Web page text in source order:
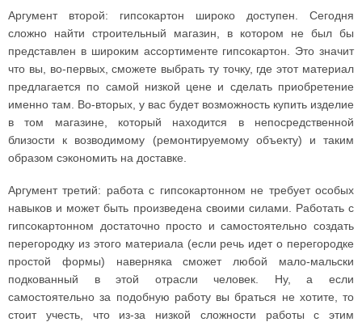
Аргумент второй: гипсокартон широко доступен. Сегодня
сложно найти строительный магазин, в котором не был бы
представлен в широким ассортименте гипсокартон. Это значит
что вы, во-первых, сможете выбрать ту точку, где этот материал
предлагается по самой низкой цене и сделать приобретение
именно там. Во-вторых, у вас будет возможность купить изделие
в том магазине, который находится в непосредственной
близости к возводимому (ремонтируемому объекту) и таким
образом сэкономить на доставке.
Аргумент третий: работа с гипсокартонном не требует особых
навыков и может быть произведена своими силами. Работать с
гипсокартонном достаточно просто и самостоятельно создать
перегородку из этого материала (если речь идет о перегородке
простой формы) наверняка сможет любой мало-мальски
подкованный в этой отрасли человек. Ну, а если
самостоятельно за подобную работу вы браться не хотите, то
стоит учесть, что из-за низкой сложности работы с этим